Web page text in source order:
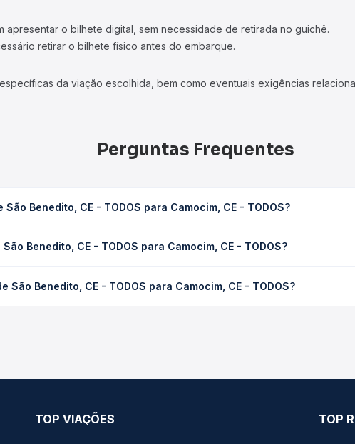
apresentar o bilhete digital, sem necessidade de retirada no guichê.
retirar o bilhete físico antes do embarque.
da viação escolhida, bem como eventuais exigências
Perguntas Frequentes
Benedito, CE - TODOS para Camocim, CE - TODOS?
de tráfego. Na Quero Passagem você consulta os horários
Benedito, CE - TODOS para Camocim, CE - TODOS?
Na Quero Passagem você compara os preços de todas as viações em
Benedito, CE - TODOS para Camocim, CE - TODOS?
TOP VIAÇÕES TOP